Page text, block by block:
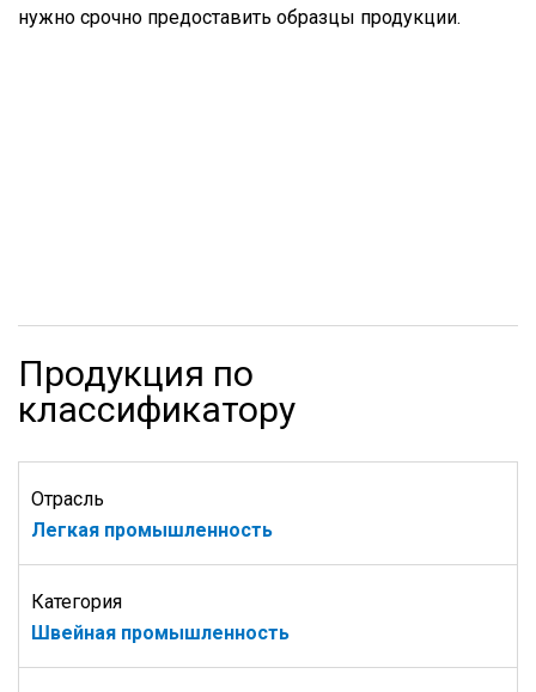
нужно срочно предоставить образцы продукции.
Продукция по
классификатору
Отрасль
Легкая промышленность
Категория
Швейная промышленность